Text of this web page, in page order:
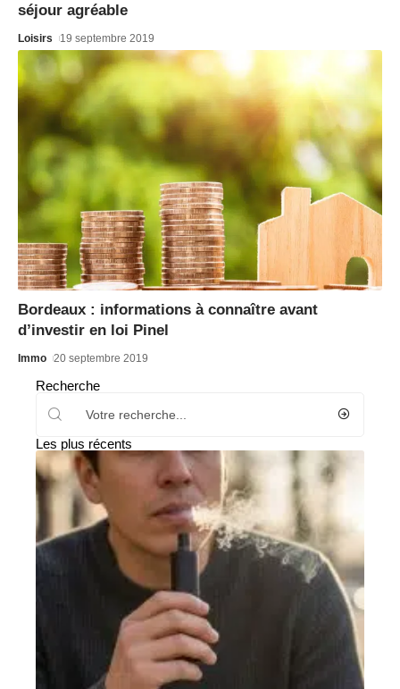
séjour agréable
Loisirs 19 septembre 2019
Bordeaux : informations à connaître avant
d’investir en loi Pinel
Immo 20 septembre 2019
Recherche
Les plus récents